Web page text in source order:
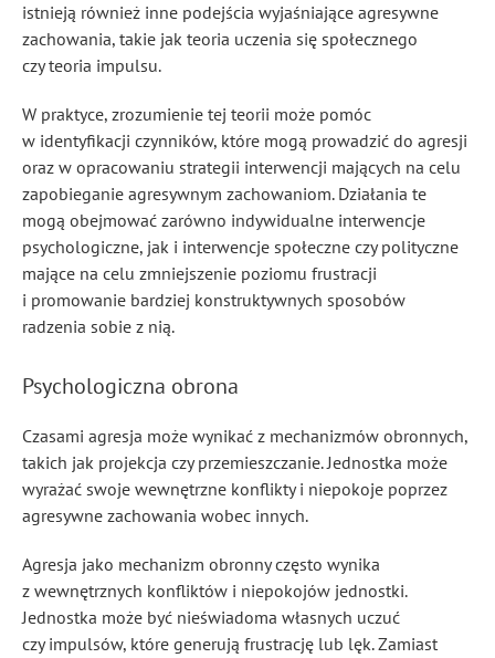
istnieją również inne podejścia wyjaśniające agresywne
zachowania, takie jak teoria uczenia się społecznego
czy teoria impulsu.
W praktyce, zrozumienie tej teorii może pomóc
w identyfikacji czynników, które mogą prowadzić do agresji
oraz w opracowaniu strategii interwencji mających na celu
zapobieganie agresywnym zachowaniom. Działania te
mogą obejmować zarówno indywidualne interwencje
psychologiczne, jak i interwencje społeczne czy polityczne
mające na celu zmniejszenie poziomu frustracji
i promowanie bardziej konstruktywnych sposobów
radzenia sobie z nią.
Psychologiczna obrona
Czasami agresja może wynikać z mechanizmów obronnych,
takich jak projekcja czy przemieszczanie. Jednostka może
wyrażać swoje wewnętrzne konflikty i niepokoje poprzez
agresywne zachowania wobec innych.
Agresja jako mechanizm obronny często wynika
z wewnętrznych konfliktów i niepokojów jednostki.
Jednostka może być nieświadoma własnych uczuć
czy impulsów, które generują frustrację lub lęk. Zamiast